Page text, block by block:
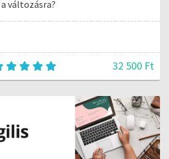
változásra?
32 500 Ft